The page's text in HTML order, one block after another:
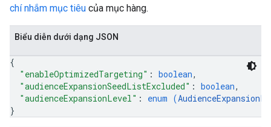
chí nhắm mục tiêu của mục hàng.
Biểu diễn dưới dạng JSON
{
"enableOptimizedTargeting" : boolean,
"audienceExpansionSeedListExcluded" : boolean,
"audienceExpansionLevel" : enum (
}